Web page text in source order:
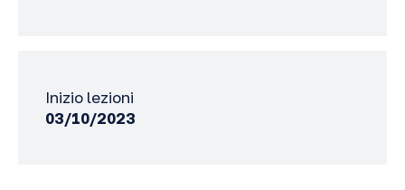
Inizio lezioni
03/10/2023